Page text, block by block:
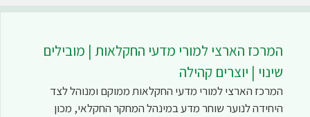
המרכז הארצי למורי מדעי החקלאות | מובילים
שינוי | יוצרים קהילה
המרכז הארצי למורי מדעי החקלאות ממוקם ומנוהל לצד
היחידה לנוער שוחר מדע במינהל המחקר החקלאי, מכון